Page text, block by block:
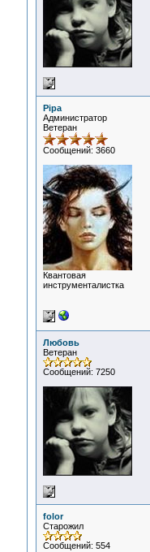
Pipa
Администратор
Ветеран
Сообщений: 3660
Квантовая
инструменталистка
Любовь
Ветеран
Сообщений: 7250
folor
Старожил
Сообщений: 554